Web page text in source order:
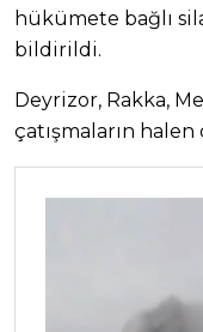
hükümete bağlı
bildirildi.
Deyrizor, Rakka,
çatışmaların